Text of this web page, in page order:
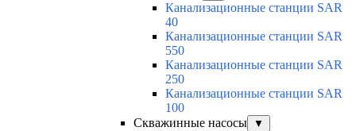
Канализационные станции SAR
40
Канализационные станции SAR
550
Канализационные станции SAR
250
Канализационные станции SAR
100
Скважинные насосы
▼